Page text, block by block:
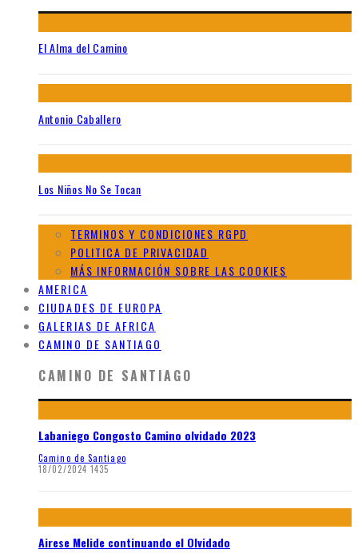
El Alma del Camino
Antonio Caballero
Los Niños No Se Tocan
TERMINOS Y CONDICIONES RGPD
POLITICA DE PRIVACIDAD
MÁS INFORMACIÓN SOBRE LAS COOKIES
AMERICA
CIUDADES DE EUROPA
GALERIAS DE AFRICA
CAMINO DE SANTIAGO
CAMINO DE SANTIAGO
Labaniego Congosto Camino olvidado 2023
Camino de Santiago
18/02/2024 1435
Airese Melide continuando el Olvidado